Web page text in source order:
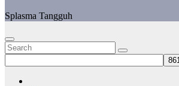
Splasma Tangguh